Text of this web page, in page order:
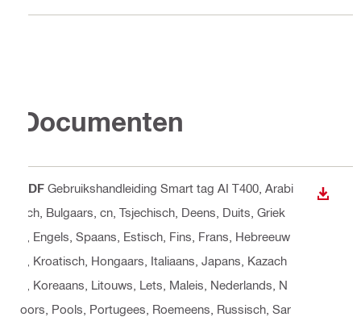
Documenten
PDF Gebruikshandleiding Smart tag AI T400 , Arabi
sch, Bulgaars, cn, Tsjechisch, Deens, Duits, Griek
s, Engels, Spaans, Estisch, Fins, Frans, Hebreeuw
s, Kroatisch, Hongaars, Italiaans, Japans, Kazach
s, Koreaans, Litouws, Lets, Maleis, Nederlands, N
oors, Pools, Portugees, Roemeens, Russisch, Sar